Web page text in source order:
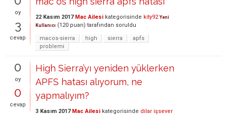
oy
3
cevap
22 Kasım 2017 Mac Ailesi kategorisinde kity92 Yeni
Kullanıcı (120 puan) tarafından soruldu
macos-sierra
high sierra
apfs
problemi
0
oy
0
cevap
High Sierra’yı yeniden yüklerken
APFS hatası alıyorum, ne
yapmalıyım?
3 Kasım 2017 Mac Ailesi kategorisinde dilar işsever